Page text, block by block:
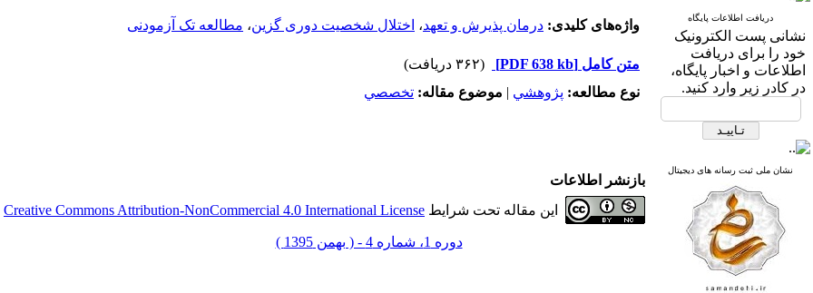
دریافت اطلاعات پایگاه
نشانی پست الکترونیک
خود را برای دریافت
اطلاعات و اخبار پایگاه،
در کادر زیر وارد کنید.
نشان ملی ثبت رسانه های دیجیتال
واژه‌های کلیدی: درمان پذیرش و تعهد، اختلال شخصیت دوری گزین، مطالعه تک آزمودنی
متن کامل [PDF 638 kb]
(۳۶۲ دریافت)
نوع مطالعه: پژوهشي | موضوع مقاله: تخصصي
بازنشر اطلاعات
این مقاله تحت شرایط Creative Commons Attribution-NonCommercial 4.0 International License
دوره 1، شماره 4 - ( بهمن 1395 )